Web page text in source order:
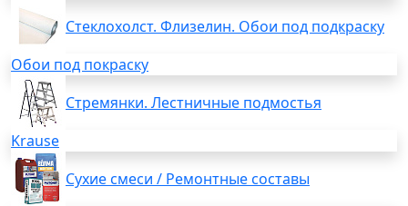
Стеклохолст. Флизелин. Обои под подкраску
Обои под покраску
Стремянки. Лестничные подмостья
Krause
Сухие смеси / Ремонтные составы